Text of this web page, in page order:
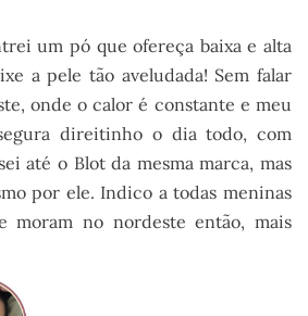
um pó que ofereça baixa e alta
a pele tão aveludada! Sem falar
onde o calor é constante e meu
direitinho o dia todo, com
até o Blot da mesma marca, mas
por ele. Indico a todas meninas
moram no nordeste então, mais